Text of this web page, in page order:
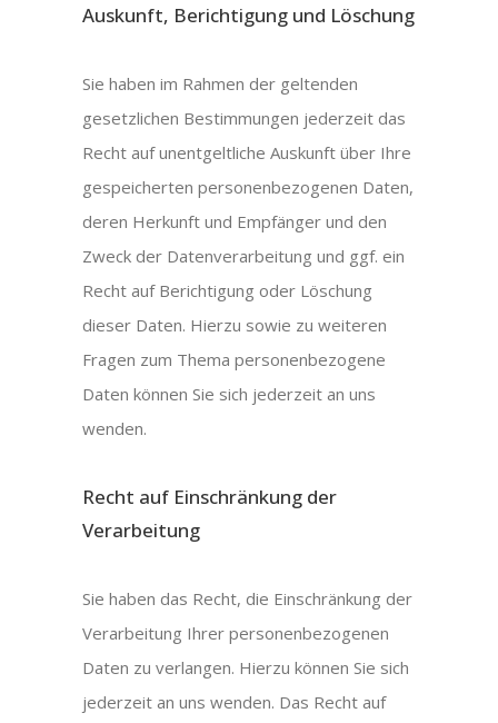
Auskunft, Berichtigung und Löschung
Sie haben im Rahmen der geltenden
gesetzlichen Bestimmungen jederzeit das
Recht auf unentgeltliche Auskunft über Ihre
gespeicherten personenbezogenen Daten,
deren Herkunft und Empfänger und den
Zweck der Datenverarbeitung und ggf. ein
Recht auf Berichtigung oder Löschung
dieser Daten. Hierzu sowie zu weiteren
Fragen zum Thema personenbezogene
Daten können Sie sich jederzeit an uns
wenden.
Recht auf Einschränkung der
Verarbeitung
Sie haben das Recht, die Einschränkung der
Verarbeitung Ihrer personenbezogenen
Daten zu verlangen. Hierzu können Sie sich
jederzeit an uns wenden. Das Recht auf